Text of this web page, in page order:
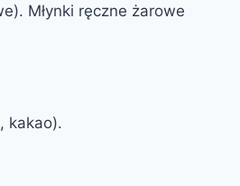
Młynki ręczne żarowe
kakao).